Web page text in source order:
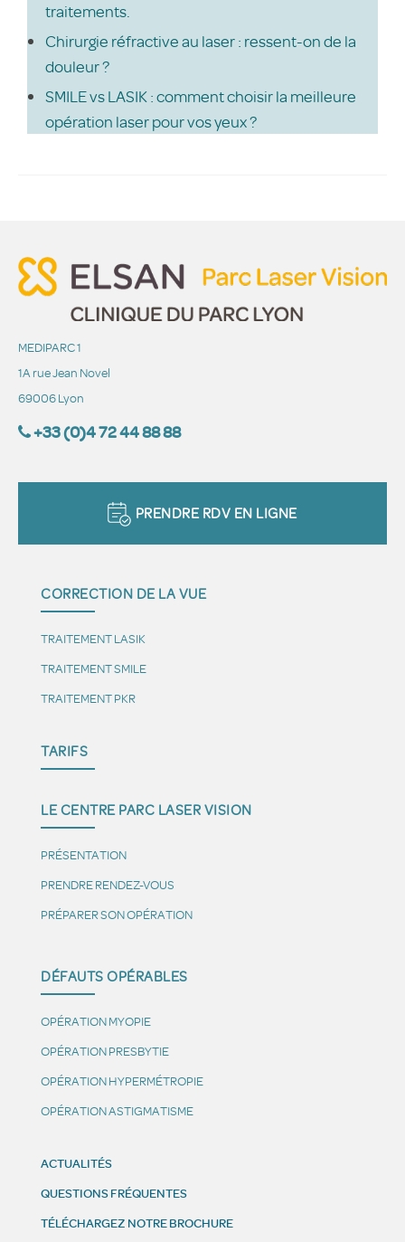
traitements.
Chirurgie réfractive au laser : ressent-on de la
douleur ?
SMILE vs LASIK : comment choisir la meilleure
opération laser pour vos yeux ?
MEDIPARC 1
1A rue Jean Novel
69006 Lyon
+33 (0)4 72 44 88 88
PRENDRE RDV EN LIGNE
CORRECTION DE LA VUE
TRAITEMENT LASIK
TRAITEMENT SMILE
TRAITEMENT PKR
TARIFS
LE CENTRE PARC LASER VISION
PRÉSENTATION
PRENDRE RENDEZ-VOUS
PRÉPARER SON OPÉRATION
DÉFAUTS OPÉRABLES
OPÉRATION MYOPIE
OPÉRATION PRESBYTIE
OPÉRATION HYPERMÉTROPIE
OPÉRATION ASTIGMATISME
ACTUALITÉS
QUESTIONS FRÉQUENTES
TÉLÉCHARGEZ NOTRE BROCHURE